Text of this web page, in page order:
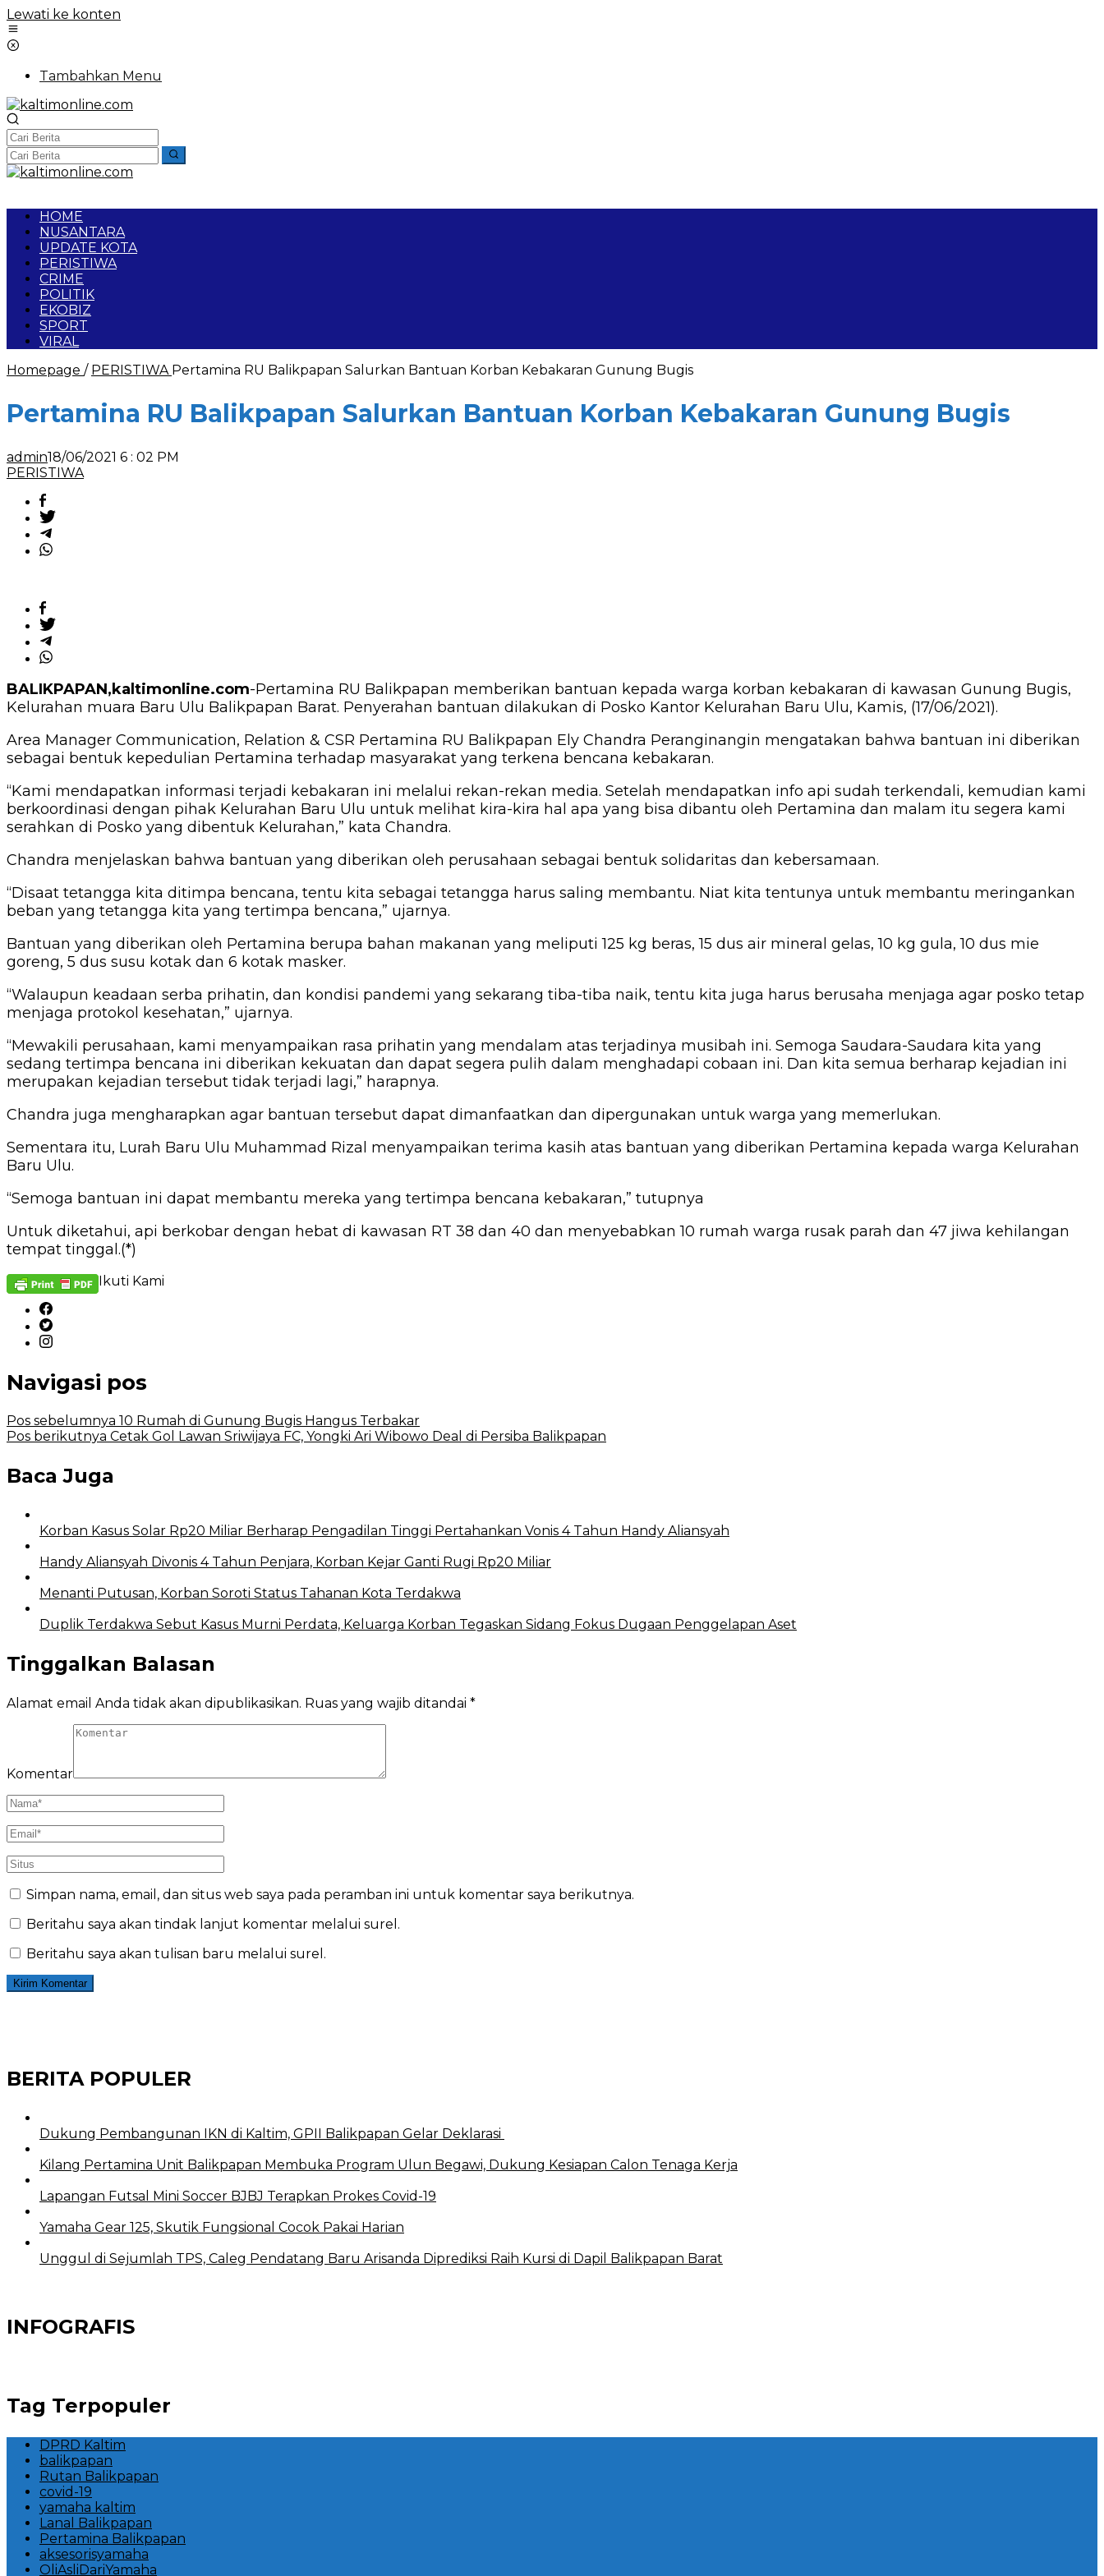
Lewati ke konten
Tambahkan Menu
HOME
NUSANTARA
UPDATE KOTA
PERISTIWA
CRIME
POLITIK
EKOBIZ
SPORT
VIRAL
Homepage / PERISTIWA Pertamina RU Balikpapan Salurkan Bantuan Korban Kebakaran Gunung Bugis
Pertamina RU Balikpapan Salurkan Bantuan Korban Kebakaran Gunung Bugis
admin18/06/2021 6 : 02 PM
PERISTIWA
BALIKPAPAN,kaltimonline.com-Pertamina RU Balikpapan memberikan bantuan kepada warga korban kebakaran di kawasan Gunung Bugis,
Kelurahan muara Baru Ulu Balikpapan Barat. Penyerahan bantuan dilakukan di Posko Kantor Kelurahan Baru Ulu, Kamis, (17/06/2021).
Area Manager Communication, Relation & CSR Pertamina RU Balikpapan Ely Chandra Peranginangin mengatakan bahwa bantuan ini diberikan
sebagai bentuk kepedulian Pertamina terhadap masyarakat yang terkena bencana kebakaran.
“Kami mendapatkan informasi terjadi kebakaran ini melalui rekan-rekan media. Setelah mendapatkan info api sudah terkendali, kemudian kami
berkoordinasi dengan pihak Kelurahan Baru Ulu untuk melihat kira-kira hal apa yang bisa dibantu oleh Pertamina dan malam itu segera kami
serahkan di Posko yang dibentuk Kelurahan,” kata Chandra.
Chandra menjelaskan bahwa bantuan yang diberikan oleh perusahaan sebagai bentuk solidaritas dan kebersamaan.
“Disaat tetangga kita ditimpa bencana, tentu kita sebagai tetangga harus saling membantu. Niat kita tentunya untuk membantu meringankan
beban yang tetangga kita yang tertimpa bencana,” ujarnya.
Bantuan yang diberikan oleh Pertamina berupa bahan makanan yang meliputi 125 kg beras, 15 dus air mineral gelas, 10 kg gula, 10 dus mie
goreng, 5 dus susu kotak dan 6 kotak masker.
“Walaupun keadaan serba prihatin, dan kondisi pandemi yang sekarang tiba-tiba naik, tentu kita juga harus berusaha menjaga agar posko tetap
menjaga protokol kesehatan,” ujarnya.
“Mewakili perusahaan, kami menyampaikan rasa prihatin yang mendalam atas terjadinya musibah ini. Semoga Saudara-Saudara kita yang
sedang tertimpa bencana ini diberikan kekuatan dan dapat segera pulih dalam menghadapi cobaan ini. Dan kita semua berharap kejadian ini
merupakan kejadian tersebut tidak terjadi lagi,” harapnya.
Chandra juga mengharapkan agar bantuan tersebut dapat dimanfaatkan dan dipergunakan untuk warga yang memerlukan.
Sementara itu, Lurah Baru Ulu Muhammad Rizal menyampaikan terima kasih atas bantuan yang diberikan Pertamina kepada warga Kelurahan
Baru Ulu.
“Semoga bantuan ini dapat membantu mereka yang tertimpa bencana kebakaran,” tutupnya
Untuk diketahui, api berkobar dengan hebat di kawasan RT 38 dan 40 dan menyebabkan 10 rumah warga rusak parah dan 47 jiwa kehilangan
tempat tinggal.(*)
Ikuti Kami
Navigasi pos
Pos sebelumnya 10 Rumah di Gunung Bugis Hangus Terbakar
Pos berikutnya Cetak Gol Lawan Sriwijaya FC, Yongki Ari Wibowo Deal di Persiba Balikpapan
Baca Juga
Korban Kasus Solar Rp20 Miliar Berharap Pengadilan Tinggi Pertahankan Vonis 4 Tahun Handy Aliansyah
Handy Aliansyah Divonis 4 Tahun Penjara, Korban Kejar Ganti Rugi Rp20 Miliar
Menanti Putusan, Korban Soroti Status Tahanan Kota Terdakwa
Duplik Terdakwa Sebut Kasus Murni Perdata, Keluarga Korban Tegaskan Sidang Fokus Dugaan Penggelapan Aset
Tinggalkan Balasan
Alamat email Anda tidak akan dipublikasikan. Ruas yang wajib ditandai *
Komentar
Simpan nama, email, dan situs web saya pada peramban ini untuk komentar saya berikutnya.
Beritahu saya akan tindak lanjut komentar melalui surel.
Beritahu saya akan tulisan baru melalui surel.
BERITA POPULER
Dukung Pembangunan IKN di Kaltim, GPII Balikpapan Gelar Deklarasi
Kilang Pertamina Unit Balikpapan Membuka Program Ulun Begawi, Dukung Kesiapan Calon Tenaga Kerja
Lapangan Futsal Mini Soccer BJBJ Terapkan Prokes Covid-19
Yamaha Gear 125, Skutik Fungsional Cocok Pakai Harian
Unggul di Sejumlah TPS, Caleg Pendatang Baru Arisanda Diprediksi Raih Kursi di Dapil Balikpapan Barat
INFOGRAFIS
Tag Terpopuler
DPRD Kaltim
balikpapan
Rutan Balikpapan
covid-19
yamaha kaltim
Lanal Balikpapan
Pertamina Balikpapan
aksesorisyamaha
OliAsliDariYamaha